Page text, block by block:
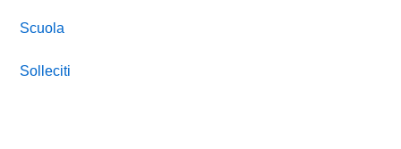
Scuola
Solleciti